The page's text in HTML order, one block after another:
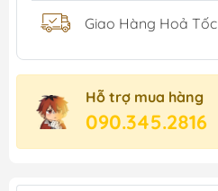
Giao Hàng Hoả Tốc
Hỗ trợ mua hàng
090.345.2816